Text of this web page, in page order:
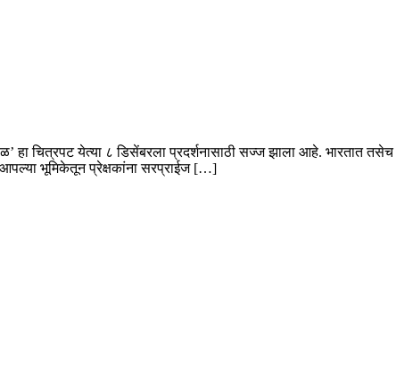
चित्रपट येत्या ८ डिसेंबरला प्रदर्शनासाठी सज्ज झाला आहे. भारतात तसेच
भूमिकेतून प्रेक्षकांना सरप्राईज […]